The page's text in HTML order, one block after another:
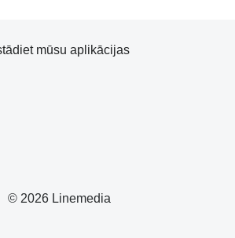
© 2026 Linemedia
mūsu aplikācijas